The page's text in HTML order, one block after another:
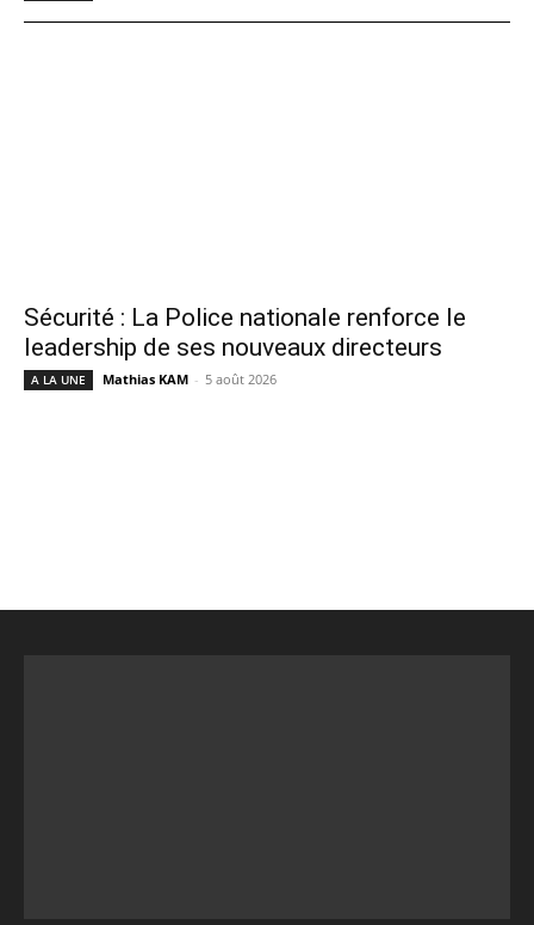
Sécurité : La Police nationale renforce le
leadership de ses nouveaux directeurs
A LA UNE Mathias KAM - 5 août 2026